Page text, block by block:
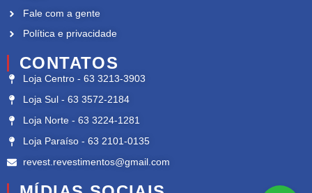
Fale com a gente
Política e privacidade
CONTATOS
Loja Centro - 63 3213-3903
Loja Sul - 63 3572-2184
Loja Norte - 63 3224-1281
Loja Paraíso - 63 2101-0135
revest.revestimentos@gmail.com